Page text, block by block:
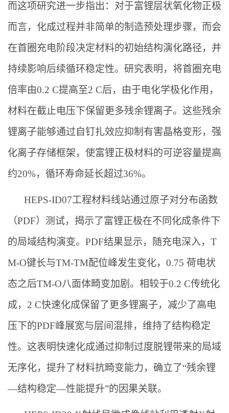
而这项研究进一步指出：对于富锂层状氧化物正极
而言，化成过程并非简单的制造预处理步骤，而会
在首圈充电阶段决定材料的初始结构演化路径，并
持续影响后续循环稳定性。研究表明，将首圈充电
倍率由0.2 C提高至2 C后，由于电化学极化作用，
材料在截止电压下保留更多残余锂离子。这些残余
锂离子能够通过自钉扎效应抑制有害晶格变形，强
化离子存储框架，使富锂正极材料的可逆容量提高
约20%，循环寿命延长超过36%。
HEPS-ID07工程材料线站通过原子对分布函数
（PDF）测试，揭示了富锂正极在不同化成条件下
的局域结构演变。PDF结果显示，随充电深入，T
M-O键长与TM-TM配位峰发生变化，0.75 荷电状
态之后TM-O八面体畸变加剧。相较于0.2 C传统化
成，2 C快速化成保留了更多锂离子，减少了高电
压下的PDF峰展宽与层间混排，维持了结构稳定
性。这表明快速化成通过抑制过度脱锂带来的局域
无序化，提升了材料抗畸变能力，确立了“残余锂
—结构稳定—性能提升”的因果关联。